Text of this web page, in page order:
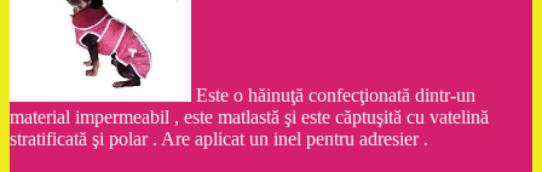
Este o hăinuţă confecţionată dintr-un
material impermeabil , este matlastă şi este căptuşită cu vatelină
stratificată şi polar . Are aplicat un inel pentru adresier .